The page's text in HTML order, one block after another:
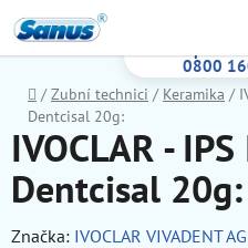
na
obsah
0800
Domov
/ Zubní technici / Keramika /
Dentcisal 20g:
IVOCLAR -
Dentcisal 20g:
Značka: IVOCLAR VIVADENT AG